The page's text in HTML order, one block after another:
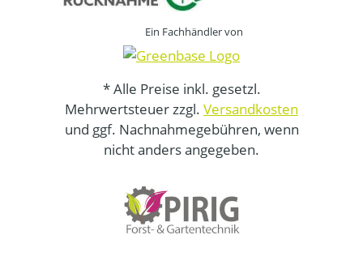
Ein Fachhändler von
* Alle Preise inkl. gesetzl.
Mehrwertsteuer zzgl. Versandkosten
und ggf. Nachnahmegebühren, wenn
nicht anders angegeben.